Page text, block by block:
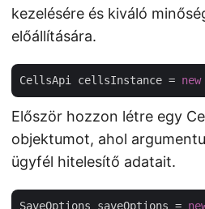
kezelésére és kiváló
előállítására.
CellsApi cellsInstance = new
Először hozzon létre egy
objektumot, ahol
ügyfél hitelesítő adatait.
SaveOptions saveOptions =